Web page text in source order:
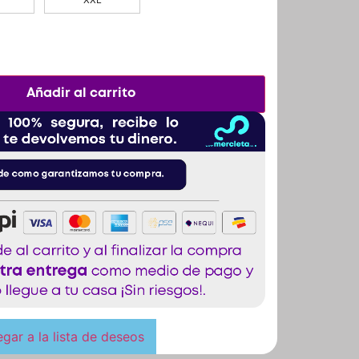
Añadir al carrito
a la lista de deseos